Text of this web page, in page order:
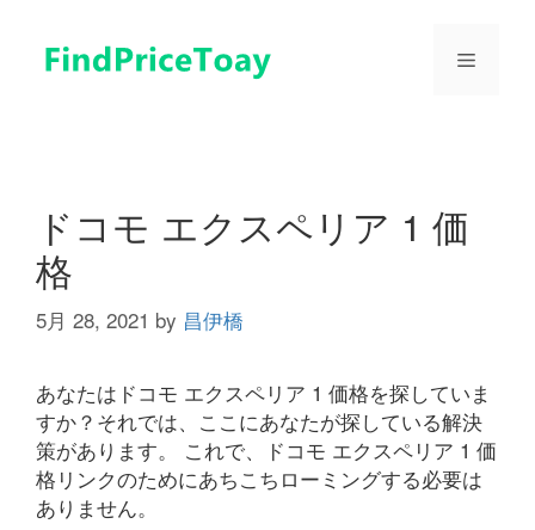
メ
ドコモ エクスペリア 1 価
格
5月 28, 2021 by 昌伊橋
あなたはドコモ エクスペリア 1 価格を探していま
すか？それでは、ここにあなたが探している解決
策があります。 これで、ドコモ エクスペリア 1 価
格リンクのためにあちこちローミングする必要は
ありません。